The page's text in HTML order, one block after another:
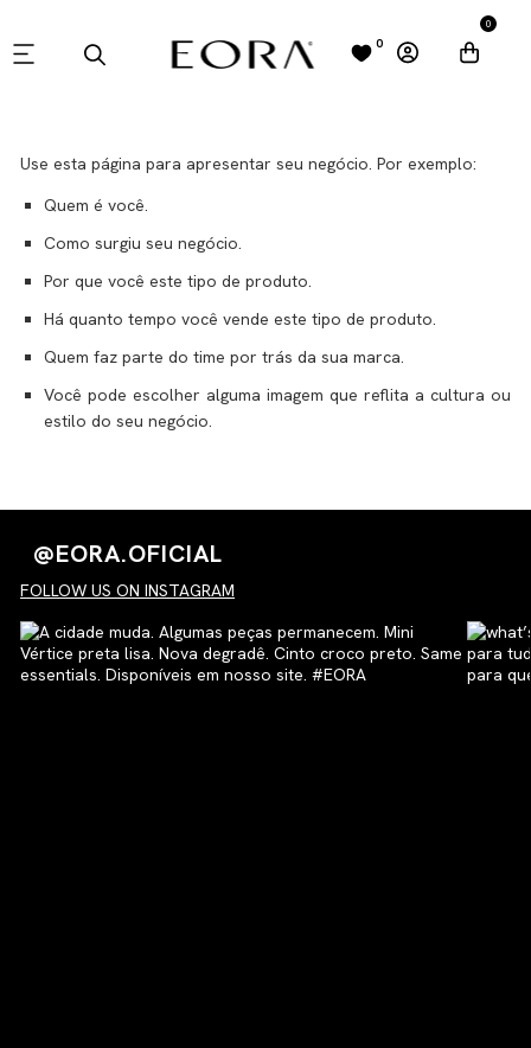
0
0
Use esta página para apresentar seu negócio. Por exemplo:
Quem é você.
Como surgiu seu negócio.
Por que você este tipo de produto.
Há quanto tempo você vende este tipo de produto.
Quem faz parte do time por trás da sua marca.
Você pode escolher alguma imagem que reflita a cultura ou
estilo do seu negócio.
@EORA.OFICIAL
FOLLOW US ON INSTAGRAM